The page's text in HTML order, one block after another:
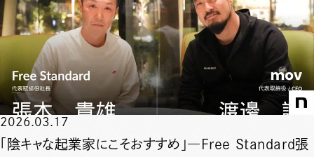
2026.03.17
「陰キャな起業家にこそおすすめ」―Free Standard張